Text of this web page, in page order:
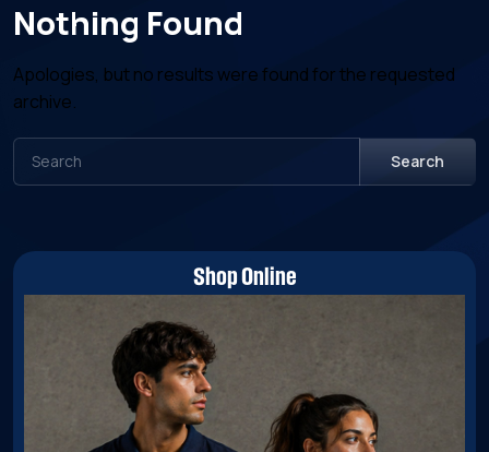
Nothing Found
Apologies, but no results were found for the requested
archive.
Search
Shop Online